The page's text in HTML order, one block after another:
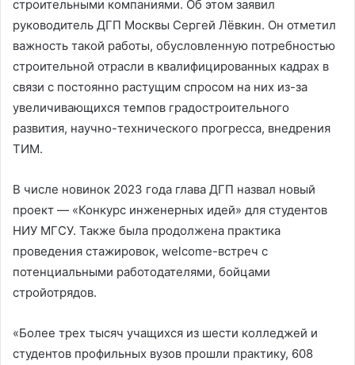
строительными компаниями. Об этом заявил
руководитель ДГП Москвы Сергей Лёвкин. Он отметил
важность такой работы, обусловленную потребностью
строительной отрасли в квалифицированных кадрах в
связи с постоянно растущим спросом на них из-за
увеличивающихся темпов градостроительного
развития, научно-технического прогресса, внедрения
ТИМ.
В числе новинок 2023 года глава ДГП назвал новый
проект — «Конкурс инженерных идей» для студентов
НИУ МГСУ. Также была продолжена практика
проведения стажировок, welcome-встреч с
потенциальными работодателями, бойцами
стройотрядов.
«Более трех тысяч учащихся из шести колледжей и
студентов профильных вузов прошли практику, 608